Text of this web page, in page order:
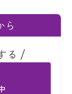
ら
る